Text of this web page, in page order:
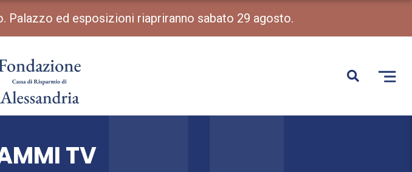
Palazzo ed esposizioni riapriranno sabato 29 agosto.
TV